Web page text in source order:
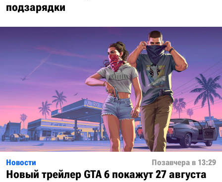
подзарядки
Новости Позавчера в 13:29
Новый трейлер GTA 6 покажут 27 августа